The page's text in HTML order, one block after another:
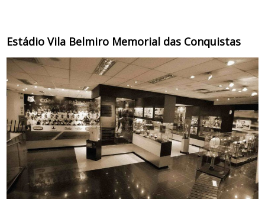
Estádio Vila Belmiro Memorial das Conquistas